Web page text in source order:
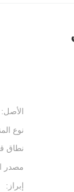
الأصل:
نوع
نطاق
مصدر
إبراز: